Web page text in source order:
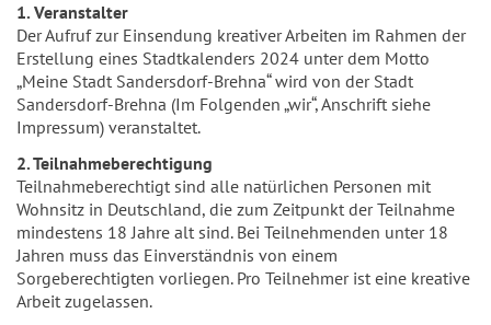
1. Veranstalter
Der Aufruf zur Einsendung kreativer Arbeiten im Rahmen der
Erstellung eines Stadtkalenders 2024 unter dem Motto
„Meine Stadt Sandersdorf-Brehna“ wird von der Stadt
Sandersdorf-Brehna (Im Folgenden „wir“, Anschrift siehe
Impressum) veranstaltet.
2. Teilnahmeberechtigung
Teilnahmeberechtigt sind alle natürlichen Personen mit
Wohnsitz in Deutschland, die zum Zeitpunkt der Teilnahme
mindestens 18 Jahre alt sind. Bei Teilnehmenden unter 18
Jahren muss das Einverständnis von einem
Sorgeberechtigten vorliegen. Pro Teilnehmer ist eine kreative
Arbeit zugelassen.